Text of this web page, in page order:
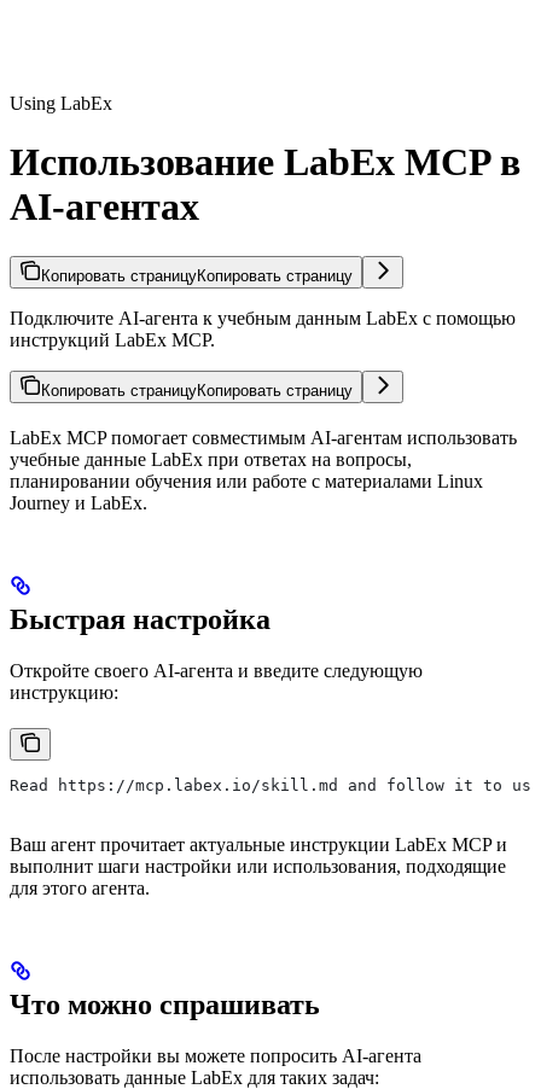
Using LabEx
Использование LabEx MCP в
AI-агентах
Копировать страницуКопировать страницу
Подключите AI-агента к учебным данным LabEx с помощью
инструкций LabEx MCP.
Копировать страницуКопировать страницу
LabEx MCP помогает совместимым AI-агентам использовать
учебные данные LabEx при ответах на вопросы,
планировании обучения или работе с материалами Linux
Journey и LabEx.
Быстрая настройка
Откройте своего AI-агента и введите следующую
инструкцию:
Read https://mcp.labex.io/skill.md and follow it to
Ваш агент прочитает актуальные инструкции LabEx MCP и
выполнит шаги настройки или использования, подходящие
для этого агента.
Что можно спрашивать
После настройки вы можете попросить AI-агента
использовать данные LabEx для таких задач: